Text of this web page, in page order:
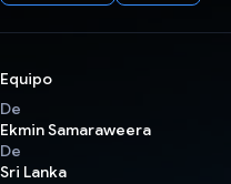
Equipo
De
Ekmin Samaraweera
De
Sri Lanka